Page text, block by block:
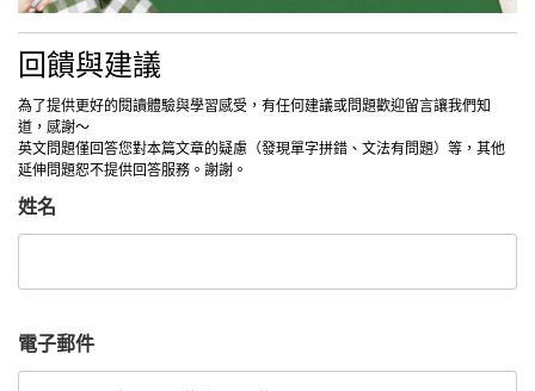
回饋與建議
為了提供更好的閱讀體驗與學習感受，有任何建議或問題歡迎留言讓我們知
道，感謝～
英文問題僅回答您對本篇文章的疑慮（發現單字拼錯、文法有問題）等，其他
延伸問題恕不提供回答服務。謝謝。
姓名
電子郵件